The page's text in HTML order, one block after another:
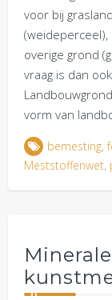
voor bij
overige grond
vraag is dan
vorm van
bemesting,
Meststoffenwet,